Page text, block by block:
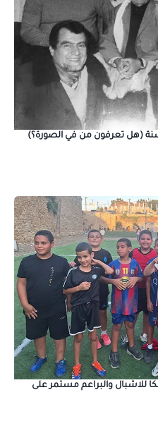
للاشبال والبراعم مستمر على